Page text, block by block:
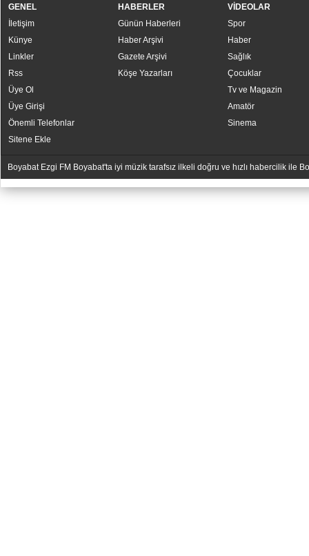
GENEL
İletişim
Künye
Linkler
Rss
Üye Ol
Üye Girişi
Önemli Telefonlar
Sitene Ekle
HABERLER
Günün Haberleri
Haber Arşivi
Gazete Arşivi
Köşe Yazarları
VİDEOLAR
Spor
Haber
Sağlık
Çocuklar
Tv ve Magazin
Amatör
Sinema
Boyabat Ezgi FM Boyabat'ta iyi müzik tarafsız ilkeli doğru ve hızlı habercilik ile